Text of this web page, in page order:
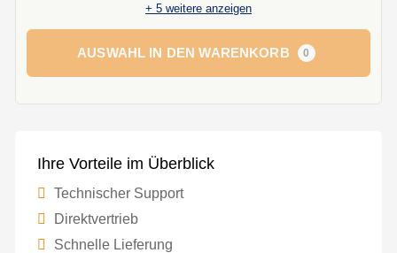
+ 5 weitere anzeigen
AUSWAHL IN DEN WARENKORB 0
Ihre Vorteile im Überblick
Technischer Support
Direktvertrieb
Schnelle Lieferung